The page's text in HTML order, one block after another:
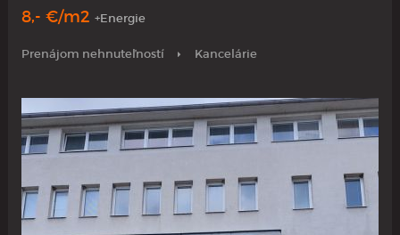
8,- €/m2 +Energie
Prenájom nehnuteľností Kancelárie